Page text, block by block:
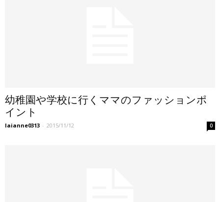
幼稚園や学校に行くママのファッションポ
イント
laianne0313 - 2015/11/12 0